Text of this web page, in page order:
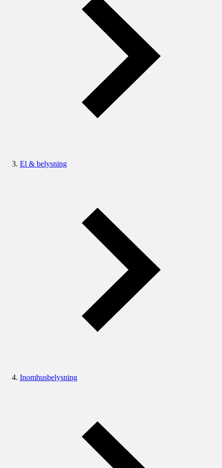
El & belysning
Inomhusbelysning